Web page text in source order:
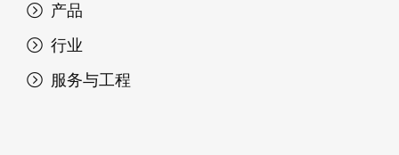
产品
行业
服务与工程